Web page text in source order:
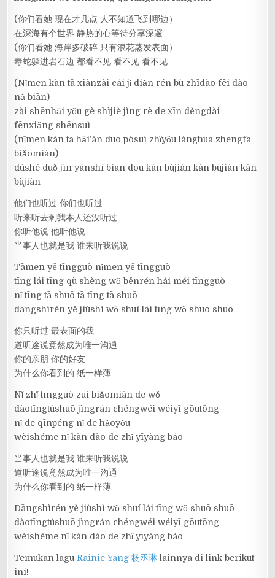
(你们看她 现在才几点 人不知道飞到哪边）
在深海有个世界 静热的心等待分享深邃
(你们看她 海岸多破碎 只有浪花蒸发表面）
毒蛇躲进岩石边 都看不见 看不见 看不见
(Nǐmen kàn tā xiànzài cái jǐ diǎn rén bù zhīdào fēi dào
nǎ biān)
zài shēnhǎi yǒu gè shìjiè jìng rè de xīn děngdài
fēnxiǎng shēnsuì
(nǐmen kàn tā hǎi’àn duō pòsuì zhǐyǒu lànghuā zhēngfā
biǎomiàn)
dúshé duǒ jìn yánshí biān dōu kàn bùjiàn kàn bùjiàn kàn
bùjiàn
他们也听过 你们也听过
听来听去剩我本人还没听过
你听他说 他听他说
当事人也就是我 谁来听我说说
Tāmen yě tīngguò nǐmen yě tīngguò
tīng lái tīng qù shèng wǒ běnrén hái méi tīngguò
nǐ tīng tā shuō tā tīng tā shuō
dāngshìrén yě jiùshì wǒ shuí lái tīng wǒ shuō shuō
你只听过 最表面的我
道听途说竟然成为唯一沟通
你的亲朋 你的好友
为什么你看到的 纸一样薄
Nǐ zhǐ tīngguò zuì biǎomiàn de wǒ
dàotīngtúshuō jìngrán chéngwéi wéiyī gōutōng
nǐ de qīnpéng nǐ de hǎoyǒu
wèishéme nǐ kàn dào de zhǐ yīyàng báo
当事人也就是我 谁来听我说说
道听途说竟然成为唯一沟通
为什么你看到的 纸一样薄
Dāngshìrén yě jiùshì wǒ shuí lái tīng wǒ shuō shuō
dàotīngtúshuō jìngrán chéngwéi wéiyī gōutōng
wèishéme nǐ kàn dào de zhǐ yīyàng báo
Temukan lagu Rainie Yang 杨丞琳 lainnya di link berikut
ini!